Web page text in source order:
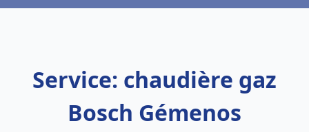
Service: chaudière gaz
Bosch Gémenos